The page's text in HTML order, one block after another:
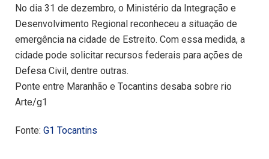
No dia 31 de dezembro, o Ministério da Integração e
Desenvolvimento Regional reconheceu a situação de
emergência na cidade de Estreito. Com essa medida, a
cidade pode solicitar recursos federais para ações de
Defesa Civil, dentre outras.
Ponte entre Maranhão e Tocantins desaba sobre rio
Arte/g1
Fonte: G1 Tocantins